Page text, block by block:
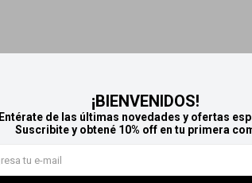
¡BIENVENIDOS!
Entérate de las últimas novedades y ofertas
Suscribite y obtené 10% off en tu primera